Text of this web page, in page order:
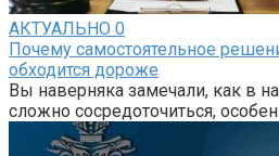
АКТУАЛЬНО 0
Почему самостоятельное
обходится дороже
Вы наверняка замечали, как в
сложно сосредоточиться,